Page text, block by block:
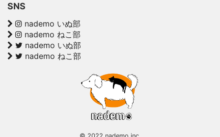
SNS
nademo いぬ部
nademo ねこ部
nademo いぬ部
nademo ねこ部